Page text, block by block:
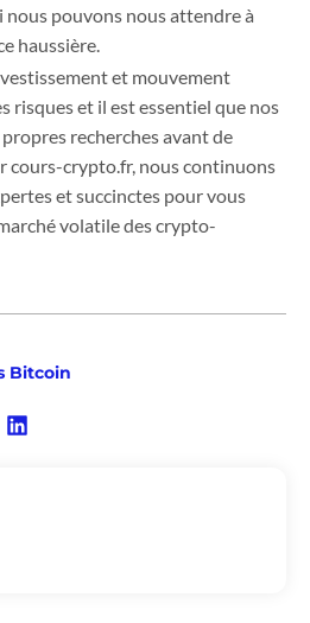
pouvons nous attendre à
haussière.
et mouvement
risques et il est essentiel que nos
recherches avant de
cours-crypto.fr, nous continuons
et succinctes pour vous
volatile des crypto-
Bitcoin